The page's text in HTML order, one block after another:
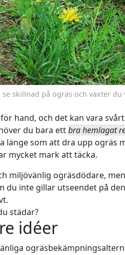
skillnad på ogräs och växter du
hand, och det kan vara
du bara ettbra hemlagat
länge som att dra upp ogräs
mycket mark att täcka.
miljövänlig ogräsdödare,
du inte gillar utseendet på
städar?
idéer